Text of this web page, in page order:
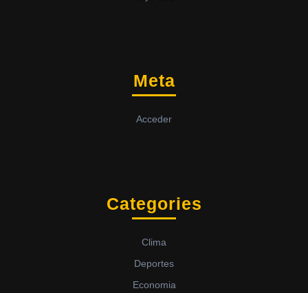
Meta
Acceder
Categories
Clima
Deportes
Economia